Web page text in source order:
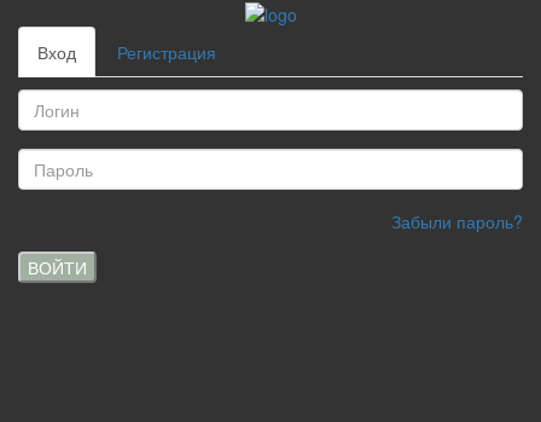
Вход Регистрация
Забыли пароль?
ВОЙТИ